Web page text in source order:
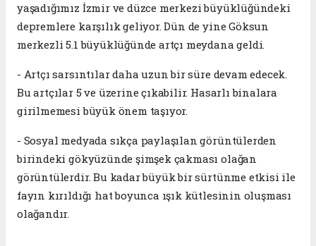
yaşadığımız İzmir ve düzce merkezi büyüklüğündeki
depremlere karşılık geliyor. Dün de yine Göksun
merkezli 5.1 büyüklüğünde artçı meydana geldi.
- Artçı sarsıntılar daha uzun bir süre devam edecek.
Bu artçılar 5 ve üzerine çıkabilir. Hasarlı binalara
girilmemesi büyük önem taşıyor.
- Sosyal medyada sıkça paylaşılan görüntülerden
birindeki gökyüzünde şimşek çakması olağan
görüntülerdir. Bu kadar büyük bir sürtünme etkisi ile
fayın kırıldığı hat boyunca ışık kütlesinin oluşması
olağandır.